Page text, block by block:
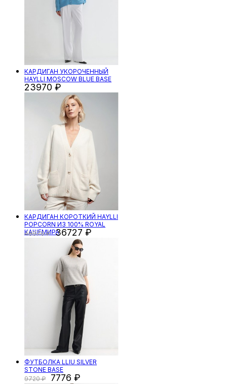
КАРДИГАН УКОРОЧЕННЫЙ
HAYLLI MOSCOW BLUE BASE
23970
КАРДИГАН КОРОТКИЙ HAYLLI
POPCORN ИЗ 100% ROYAL
КАШЕМИРА
48970 36727
ФУТБОЛКА LLIU SILVER
STONE BASE
9720
7776